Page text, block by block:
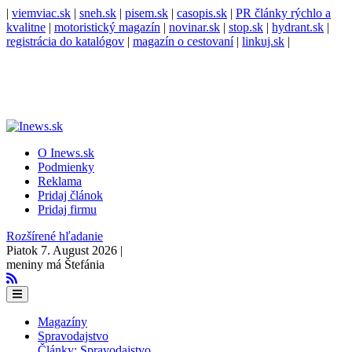
| viemviac.sk | sneh.sk | pisem.sk | casopis.sk | PR články rýchlo a
kvalitne | motoristický magazín | novinar.sk | stop.sk | hydrant.sk |
registrácia do katalógov | magazín o cestovaní| linkuj.sk |
O Inews.sk
Podmienky
Reklama
Pridaj článok
Pridaj firmu
Rozšírené hľadanie
Piatok 7. August 2026 |
meniny má Štefánia
Magazíny
Spravodajstvo